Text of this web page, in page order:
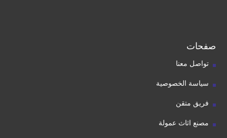
صفحات
تواصل معنا
سياسة الخصوصية
فريق متقن
مصنع اثاث عمولة